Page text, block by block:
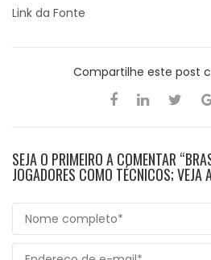
Link da Fonte
Compartilhe este post
SEJA O PRIMEIRO A COMENTAR
JOGADORES COMO TÉCNICOS; VEJA